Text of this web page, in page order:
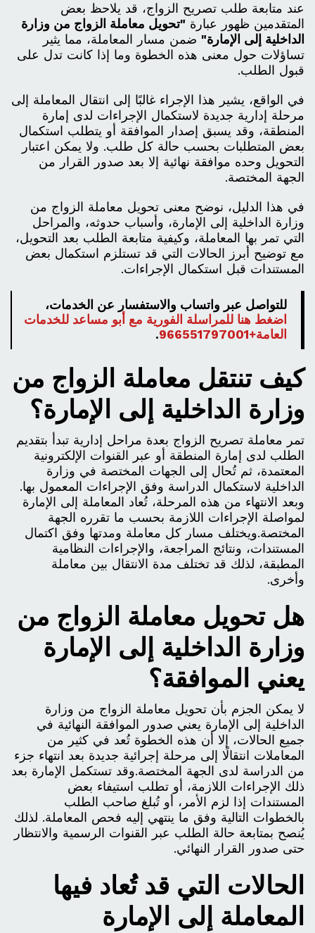
عند متابعة طلب تصريح الزواج، قد يلاحظ بعض
المتقدمين ظهور عبارة "تحويل معاملة الزواج من وزارة
الداخلية إلى الإمارة" ضمن مسار المعاملة، مما يثير
تساؤلات حول معنى هذه الخطوة وما إذا كانت تدل على
قبول الطلب.
في الواقع، يشير هذا الإجراء غالبًا إلى انتقال المعاملة إلى
مرحلة إدارية جديدة لاستكمال الإجراءات لدى إمارة
المنطقة، وقد يسبق إصدار الموافقة أو يتطلب استكمال
بعض المتطلبات بحسب حالة كل طلب. ولا يمكن اعتبار
التحويل وحده موافقة نهائية إلا بعد صدور القرار من
الجهة المختصة.
في هذا الدليل، نوضح معنى تحويل معاملة الزواج من
وزارة الداخلية إلى الإمارة، وأسباب حدوثه، والمراحل
التي تمر بها المعاملة، وكيفية متابعة الطلب بعد التحويل،
مع توضيح أبرز الحالات التي قد تستلزم استكمال بعض
المستندات قبل استكمال الإجراءات.
للتواصل عبر واتساب والاستفسار عن الخدمات،
اضغط هنا للمراسلة الفورية مع أبو مساعد للخدمات
العامة+966551797001
.
كيف تنتقل معاملة الزواج من
وزارة الداخلية إلى الإمارة؟
تمر معاملة تصريح الزواج بعدة مراحل إدارية تبدأ بتقديم
الطلب لدى إمارة المنطقة أو عبر القنوات الإلكترونية
المعتمدة، ثم تُحال إلى الجهات المختصة في وزارة
الداخلية لاستكمال الدراسة وفق الإجراءات المعمول بها.
وبعد الانتهاء من هذه المرحلة، تُعاد المعاملة إلى الإمارة
لمواصلة الإجراءات اللازمة بحسب ما تقرره الجهة
المختصة.ويختلف مسار كل معاملة ومدتها وفق اكتمال
المستندات، ونتائج المراجعة، والإجراءات النظامية
المطبقة، لذلك قد تختلف مدة الانتقال بين معاملة
وأخرى.
هل تحويل معاملة الزواج من
وزارة الداخلية إلى الإمارة
يعني الموافقة؟
لا يمكن الجزم بأن تحويل معاملة الزواج من وزارة
الداخلية إلى الإمارة يعني صدور الموافقة النهائية في
جميع الحالات، إلا أن هذه الخطوة تُعد في كثير من
المعاملات انتقالًا إلى مرحلة إجرائية جديدة بعد انتهاء جزء
من الدراسة لدى الجهة المختصة.وقد تستكمل الإمارة بعد
ذلك الإجراءات اللازمة، أو تطلب استيفاء بعض
المستندات إذا لزم الأمر، أو تُبلغ صاحب الطلب
بالخطوات التالية وفق ما ينتهي إليه فحص المعاملة. لذلك
يُنصح بمتابعة حالة الطلب عبر القنوات الرسمية والانتظار
حتى صدور القرار النهائي.
الحالات التي قد تُعاد فيها
المعاملة إلى الإمارة